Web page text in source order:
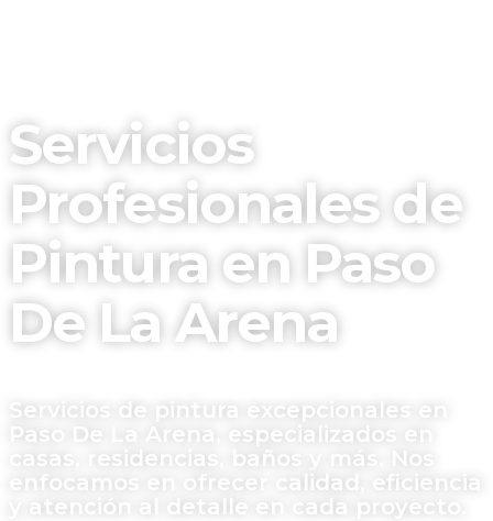
Servicios
Profesionales de
Pintura en Paso
De La Arena
Servicios de pintura excepcionales en
Paso De La Arena, especializados en
casas, residencias, baños y más. Nos
enfocamos en ofrecer calidad, eficiencia
y atención al detalle en cada proyecto.